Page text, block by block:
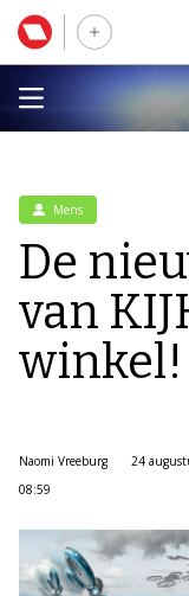
Mens
De
van
winkel!
Naomi Vreeburg
24
08:59